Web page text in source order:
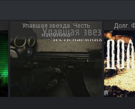
Упавшая звезда. Честь
наемника
Долг.